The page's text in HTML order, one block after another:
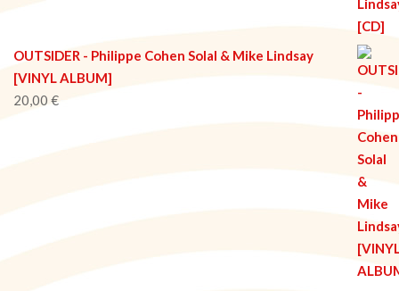
OUTSIDER - Philippe Cohen Solal & Mike Lindsay
[VINYL ALBUM]
20,00 €